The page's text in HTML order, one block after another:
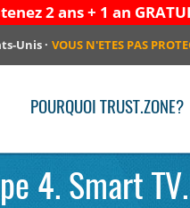
2 ans + 1 an
Unis· VOUS N'ETES PAS
POURQUOI TRUST.ZONE?
4. Smart